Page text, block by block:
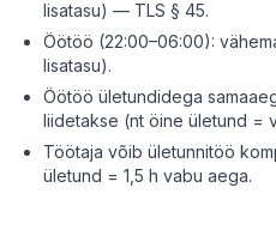
lisatasu) — TLS § 45.
Öötöö (22:00–06:00):
lisatasu).
Öötöö ületundidega
liidetakse (nt öine ületund =
Töötaja võib ületunnitöö
ületund = 1,5 h vabu aega.